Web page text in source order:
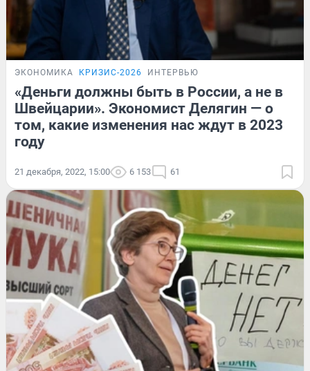
ЭКОНОМИКА КРИЗИС-2026 ИНТЕРВЬЮ
«Деньги должны быть в России, а не в
Швейцарии». Экономист Делягин — о
том, какие изменения нас ждут в 2023
году
21 декабря, 2022, 15:00 6 153 61